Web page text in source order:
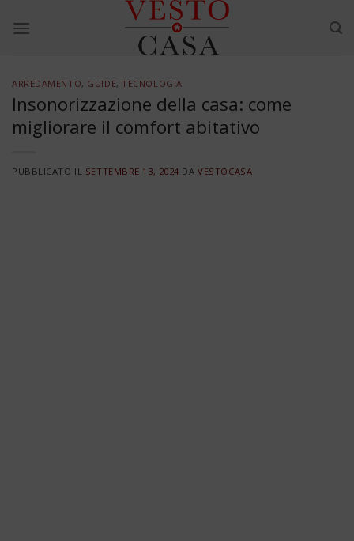
ARREDAMENTO, GUIDE, TECNOLOGIA
Insonorizzazione della casa: come
migliorare il comfort abitativo
PUBBLICATO IL SETTEMBRE 13, 2024 DAVESTOCASA